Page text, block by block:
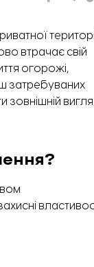
втрачає свій
огорожі,
затребуваних
зовнішній